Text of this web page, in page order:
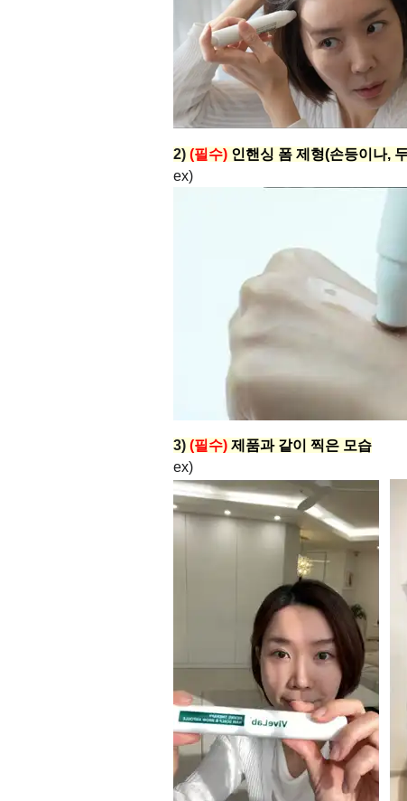
2) (필수) 인핸싱 폼 제형(손등이나,
ex)
3) (필수) 제품과 같이 찍은 모습
ex)